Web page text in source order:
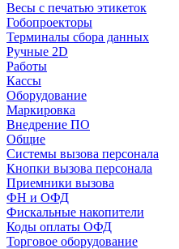
Весы с печатью этикеток
Гобопроекторы
Терминалы сбора данных
Ручные 2D
Работы
Кассы
Оборудование
Маркировка
Внедрение ПО
Общие
Системы вызова персонала
Кнопки вызова персонала
Приемники вызова
ФН и ОФД
Фискальные накопители
Коды оплаты ОФД
Торговое оборудование